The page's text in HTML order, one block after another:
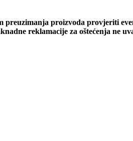
preuzimanja proizvoda provjeriti
reklamacije za oštećenja ne